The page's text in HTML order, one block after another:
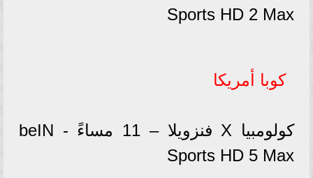
Sports HD 2 Max
كوبا أمريكا
كولومبيا X فنزويلا – 11 مساءً - beIN
Sports HD 5 Max